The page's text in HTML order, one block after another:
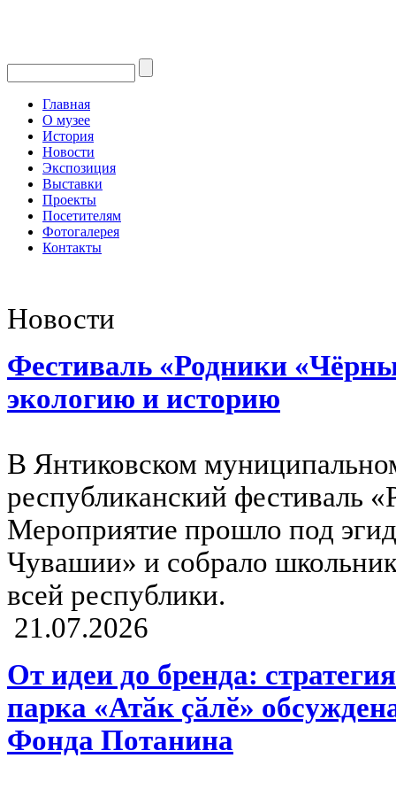
Главная
О музее
История
Новости
Экспозиция
Выставки
Проекты
Посетителям
Фотогалерея
Контакты
Новости
Фестиваль «Родники
экологию и историю
В Янтиковском
республиканский фестиваль
Мероприятие прошло под
Чувашии» и собрало
всей республики.
21.07.2026
От идеи до бренда:
парка «Атӑк ҫӑлӗ»
Фонда Потанина